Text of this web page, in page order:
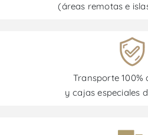
(áreas remotas e
Transporte 100%
y cajas especiales